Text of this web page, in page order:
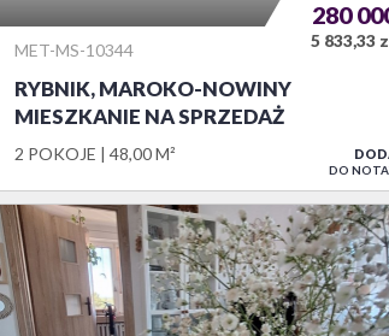
MET-MS-10344
RYBNIK, MAROKO-NOWINY
MIESZKANIE NA SPRZEDAŻ
2 POKOJE 48,00 M²
280
5 833,33
DO